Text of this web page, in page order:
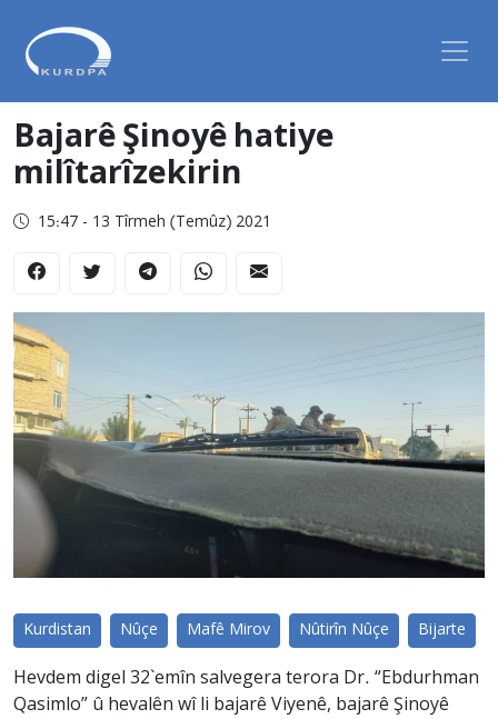
Bajarê Şinoyê hatiye
milîtarîzekirin
15:47 - 13 Tîrmeh (Temûz) 2021
Kurdistan Nûçe Mafê Mirov Nûtirîn Nûçe Bijarte
Hevdem digel 32`emîn salvegera terora Dr. “Ebdurhman
Qasimlo” û hevalên wî li bajarê Viyenê, bajarê Şinoyê